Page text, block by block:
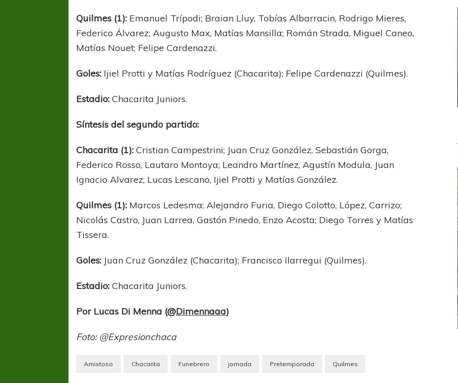
Quilmes (1): Emanuel Trípodi; Braian Lluy, Tobías Albarracin, Rodrigo Mieres,
Federico Álvarez; Augusto Max, Matías Mansilla; Román Strada, Miguel Caneo,
Matías Nouet; Felipe Cardenazzi.
Goles: Ijiel Protti y Matías Rodríguez (Chacarita); Felipe Cardenazzi (Quilmes).
Estadio: Chacarita Juniors.
Síntesis del segundo partido:
Chacarita (1): Cristian Campestrini; Juan Cruz González, Sebastián Gorga,
Federico Rosso, Lautaro Montoya; Leandro Martínez, Agustín Modula, Juan
Ignacio Alvarez; Lucas Lescano, Ijiel Protti y Matías González.
Quilmes (1): Marcos Ledesma; Alejandro Furia, Diego Colotto, López, Carrizo;
Nicolás Castro, Juan Larrea, Gastón Pinedo, Enzo Acosta; Diego Torres y Matías
Tissera.
Goles: Juan Cruz González (Chacarita); Francisco Ilarregui (Quilmes).
Estadio: Chacarita Juniors.
Por Lucas Di Menna (@Dimennaaa)
Foto: @Expresionchaca
Amistoso Chacarita Funebrero jornada Pretemporada Quilmes